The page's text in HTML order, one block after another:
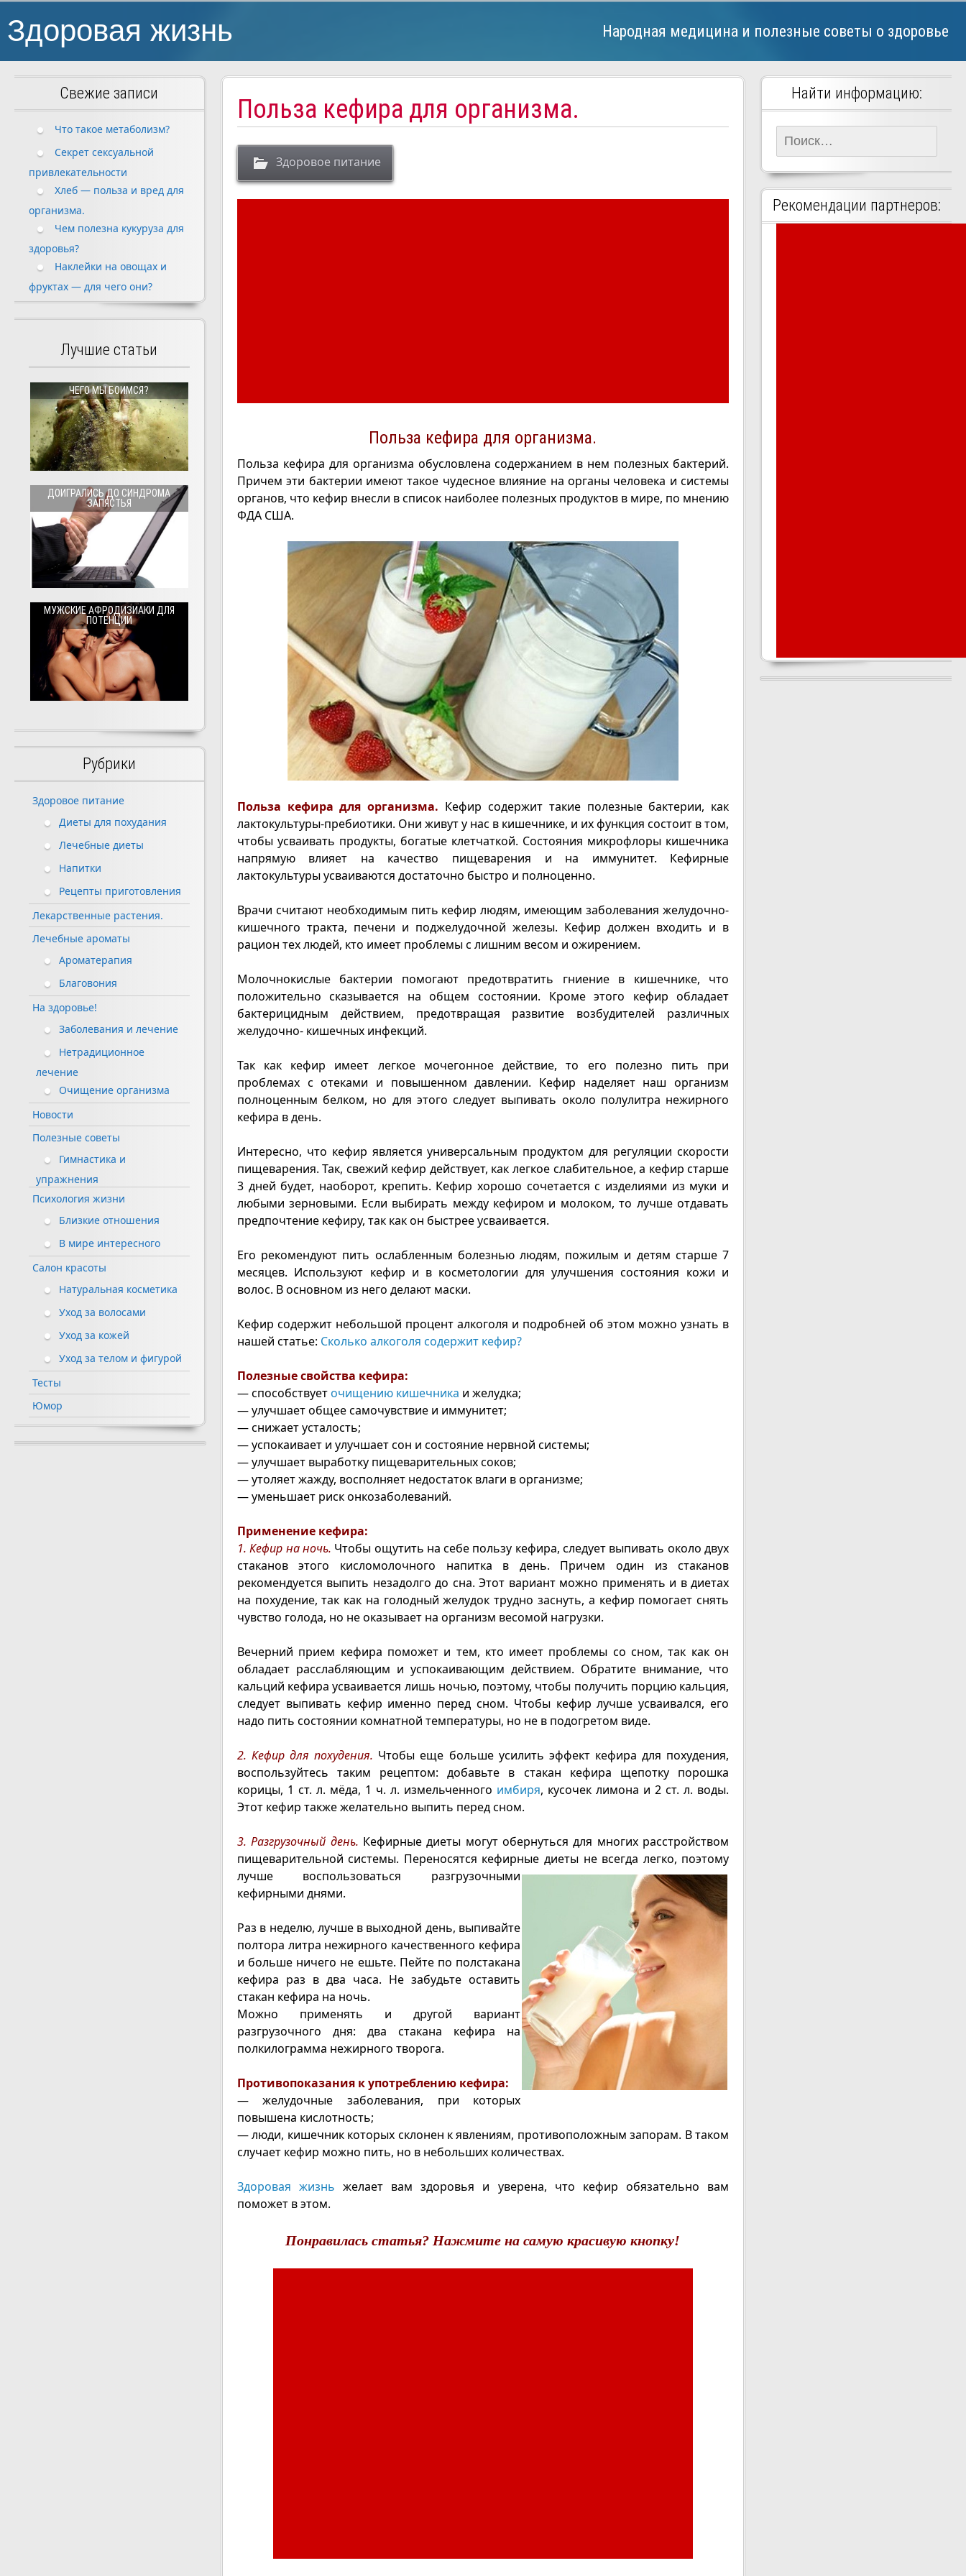
Здоровая жизнь Народная медицина и полезные советы о здоровье
Польза кефира для организма.
Здоровое питание
Польза кефира для организма.
Польза кефира для организма обусловлена содержанием в нем полезных бактерий.
Причем эти бактерии имеют такое чудесное влияние на органы человека и системы
органов, что кефир внесли в список наиболее полезных продуктов в мире, по мнению
ФДА США.
Польза кефира для организма. Кефир содержит такие полезные бактерии, как
лактокультуры-пребиотики. Они живут у нас в кишечнике, и их функция состоит в том,
чтобы усваивать продукты, богатые клетчаткой. Состояния микрофлоры кишечника
напрямую влияет на качество пищеварения и на иммунитет. Кефирные
лактокультуры усваиваются достаточно быстро и полноценно.
Врачи считают необходимым пить кефир людям, имеющим заболевания желудочно-
кишечного тракта, печени и поджелудочной железы. Кефир должен входить и в
рацион тех людей, кто имеет проблемы с лишним весом и ожирением.
Молочнокислые бактерии помогают предотвратить гниение в кишечнике, что
положительно сказывается на общем состоянии. Кроме этого кефир обладает
бактерицидным действием, предотвращая развитие возбудителей различных
желудочно- кишечных инфекций.
Так как кефир имеет легкое мочегонное действие, то его полезно пить при
проблемах с отеками и повышенном давлении. Кефир наделяет наш организм
полноценным белком, но для этого следует выпивать около полулитра нежирного
кефира в день.
Интересно, что кефир является универсальным продуктом для регуляции скорости
пищеварения. Так, свежий кефир действует, как легкое слабительное, а кефир старше
3 дней будет, наоборот, крепить. Кефир хорошо сочетается с изделиями из муки и
любыми зерновыми. Если выбирать между кефиром и молоком, то лучше отдавать
предпочтение кефиру, так как он быстрее усваивается.
Его рекомендуют пить ослабленным болезнью людям, пожилым и детям старше 7
месяцев. Используют кефир и в косметологии для улучшения состояния кожи и
волос. В основном из него делают маски.
Кефир содержит небольшой процент алкоголя и подробней об этом можно узнать в
нашей статье: Сколько алкоголя содержит кефир?
Полезные свойства кефира:
— способствуеточищению кишечника и желудка;
— улучшает общее самочувствие и иммунитет;
— снижает усталость;
— успокаивает и улучшает сон и состояние нервной системы;
— улучшает выработку пищеварительных соков;
— утоляет жажду, восполняет недостаток влаги в организме;
— уменьшает риск онкозаболеваний.
Применение кефира:
1. Кефир на ночь. Чтобы ощутить на себе пользу кефира, следует выпивать около двух
стаканов этого кисломолочного напитка в день. Причем один из стаканов
рекомендуется выпить незадолго до сна. Этот вариант можно применять и в диетах
на похудение, так как на голодный желудок трудно заснуть, а кефир помогает снять
чувство голода, но не оказывает на организм весомой нагрузки.
Вечерний прием кефира поможет и тем, кто имеет проблемы со сном, так как он
обладает расслабляющим и успокаивающим действием. Обратите внимание, что
кальций кефира усваивается лишь ночью, поэтому, чтобы получить порцию кальция,
следует выпивать кефир именно перед сном. Чтобы кефир лучше усваивался, его
надо пить состоянии комнатной температуры, но не в подогретом виде.
2. Кефир для похудения. Чтобы еще больше усилить эффект кефира для похудения,
воспользуйтесь таким рецептом: добавьте в стакан кефира щепотку порошка
корицы, 1 ст. л. мёда, 1 ч. л. измельченного имбиря, кусочек лимона и 2 ст. л. воды.
Этот кефир также желательно выпить перед сном.
3. Разгрузочный день. Кефирные диеты могут обернуться для многих расстройством
пищеварительной системы. Переносятся кефирные диеты не всегда легко, поэтому
лучше воспользоваться разгрузочными
кефирными днями.
Раз в неделю, лучше в выходной день, выпивайте
полтора литра нежирного качественного кефира
и больше ничего не ешьте. Пейте по полстакана
кефира раз в два часа. Не забудьте оставить
стакан кефира на ночь.
Можно применять и другой вариант
разгрузочного дня: два стакана кефира на
полкилограмма нежирного творога.
Противопоказания к употреблению кефира:
— желудочные заболевания, при которых
повышена кислотность;
— люди, кишечник которых склонен к явлениям, противоположным запорам. В таком
случает кефир можно пить, но в небольших количествах.
Здоровая жизнь желает вам здоровья и уверена, что кефир обязательно вам
поможет в этом.
Понравилась статья? Нажмите на самую красивую кнопку!
Свежие записи
Что такое метаболизм?
Секрет сексуальной
привлекательности
Хлеб — польза и вред для
организма.
Чем полезна кукуруза для
здоровья?
Наклейки на овощах и
фруктах — для чего они?
Лучшие статьи
ЧЕГО МЫ БОИМСЯ?
ДОИГРАЛИСЬ ДО СИНДРОМА
ЗАПЯСТЬЯ
МУЖСКИЕ АФРОДИЗИАКИ ДЛЯ
ПОТЕНЦИИ
Рубрики
Здоровое питание
Диеты для похудания
Лечебные диеты
Напитки
Рецепты приготовления
Лекарственные растения.
Лечебные ароматы
Ароматерапия
Благовония
На здоровье!
Заболевания и лечение
Нетрадиционное
лечение
Очищение организма
Новости
Полезные советы
Гимнастика и
упражнения
Психология жизни
Близкие отношения
В мире интересного
Салон красоты
Натуральная косметика
Уход за волосами
Уход за кожей
Уход за телом и фигурой
Тесты
Юмор
Найти информацию:
Рекомендации партнеров: